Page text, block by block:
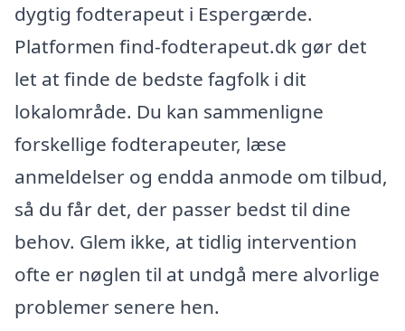
dygtig fodterapeut i Espergærde.
Platformen find-fodterapeut.dk gør det
let at finde de bedste fagfolk i dit
lokalområde. Du kan sammenligne
forskellige fodterapeuter, læse
anmeldelser og endda anmode om tilbud,
så du får det, der passer bedst til dine
behov. Glem ikke, at tidlig intervention
ofte er nøglen til at undgå mere alvorlige
problemer senere hen.